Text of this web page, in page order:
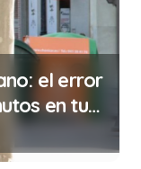
el error
en tu
te puede